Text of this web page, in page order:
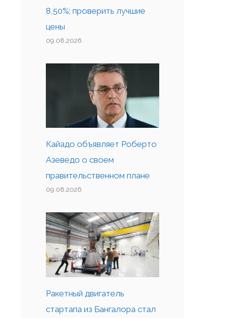
8,50%; проверить лучшие
цены
09.08.2026
Кайадо объявляет Роберто
Азеведо о своем
правительственном плане
09.08.2026
Ракетный двигатель
стартапа из Бангалора стал